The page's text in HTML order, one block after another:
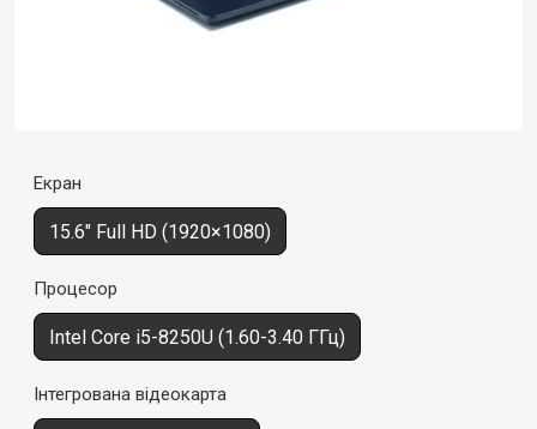
Екран
15.6" Full HD (1920×1080)
Процесор
Intel Core i5-8250U (1.60-3.40 ГГц)
Інтегрована відеокарта